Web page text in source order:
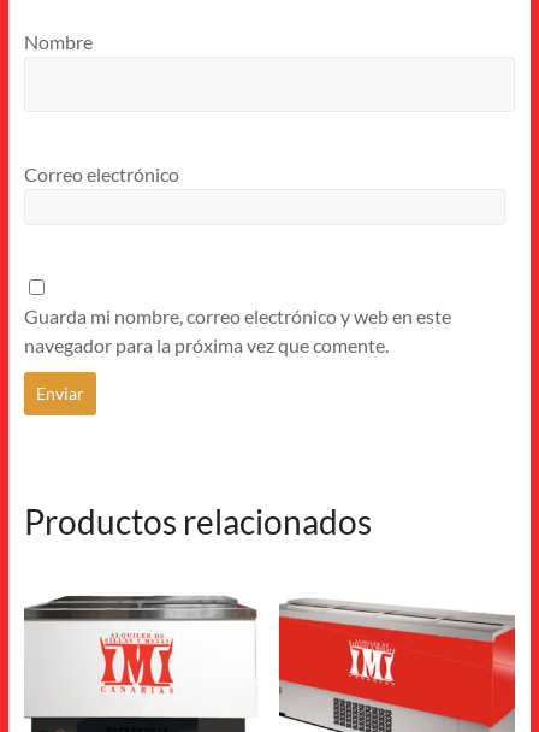
Nombre
Correo electrónico
Guarda mi nombre, correo electrónico y web en este
navegador para la próxima vez que comente.
Productos relacionados